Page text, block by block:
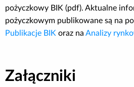
pożyczkowy BIK (pdf). Aktualne
pożyczkowym publikowane są na
Publikacje BIK oraz na Analizy
Załączniki